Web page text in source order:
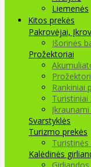
Liemenės
Kitos prekės
Pakrovėjai,
Išorinės
Prožektoriai
Rankiniai
Turistiniai
Svarstyklės
Turizmo prekės
Turistinės
Kalėdinės